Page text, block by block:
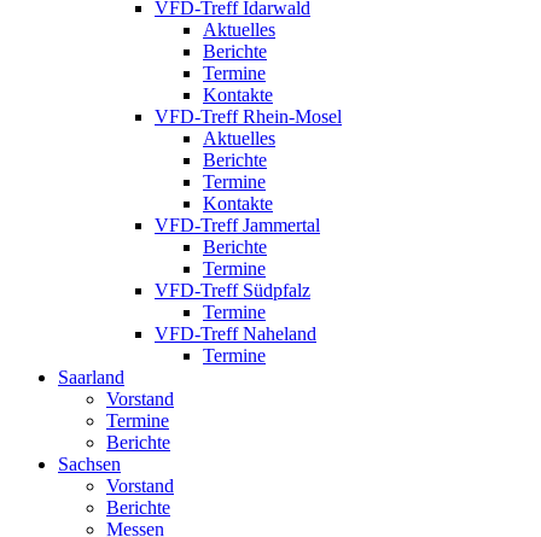
VFD-Treff Idarwald
Aktuelles
Berichte
Termine
Kontakte
VFD-Treff Rhein-Mosel
Aktuelles
Berichte
Termine
Kontakte
VFD-Treff Jammertal
Berichte
Termine
VFD-Treff Südpfalz
Termine
VFD-Treff Naheland
Termine
Saarland
Vorstand
Termine
Berichte
Sachsen
Vorstand
Berichte
Messen